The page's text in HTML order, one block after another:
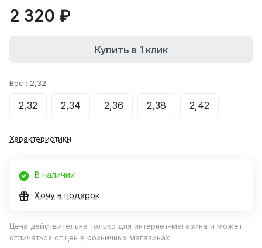
2 320 ₽
Купить в 1 клик
Вес : 2,32
2,32 2,34 2,36 2,38 2,42
Характеристики
В наличии
Хочу в подарок
Цена действительна только для интернет-магазина и может
отличаться от цен в розничных магазинах